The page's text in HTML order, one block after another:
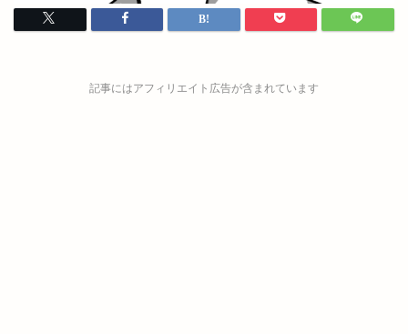
記事にはアフィリエイト広告が含まれています